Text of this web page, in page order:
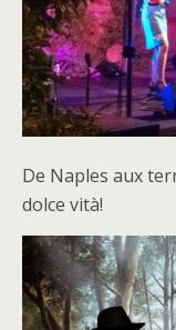
De Naples aux
dolce vità!